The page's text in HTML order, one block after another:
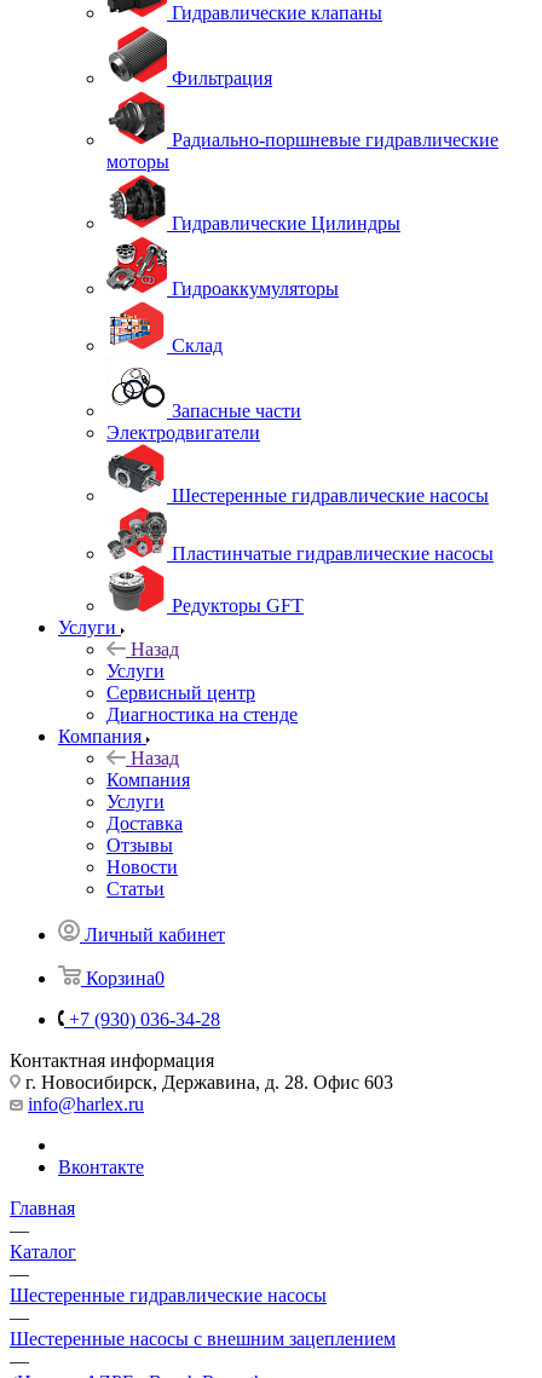
Гидравлические клапаны
Фильтрация
Радиально-поршневые гидравлические
моторы
Гидравлические Цилиндры
Гидроаккумуляторы
Склад
Запасные части
Электродвигатели
Шестеренные гидравлические насосы
Пластинчатые гидравлические насосы
Редукторы GFT
Услуги
Назад
Услуги
Сервисный центр
Диагностика на стенде
Компания
Назад
Компания
Услуги
Доставка
Отзывы
Новости
Статьи
Личный кабинет
Корзина0
+7 (930) 036-34-28
Контактная информация
г. Новосибирск, Державина, д. 28. Офис 603
info@harlex.ru
Вконтакте
Главная
—
Каталог
—
Шестеренные гидравлические насосы
—
Шестеренные насосы с внешним зацеплением
—